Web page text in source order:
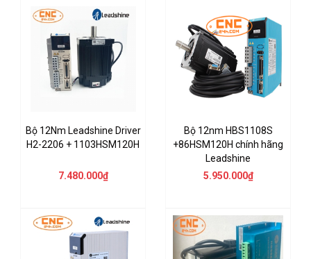
Bộ 12Nm Leadshine Driver
H2-2206 + 1103HSM120H
7.480.000₫
Bộ 12nm HBS1108S
+86HSM120H chính hãng
Leadshine
5.950.000₫